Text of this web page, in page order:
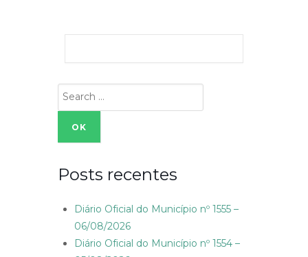
Search
for:
Posts recentes
Diário Oficial do Município nº 1555 –
06/08/2026
Diário Oficial do Município nº 1554 –